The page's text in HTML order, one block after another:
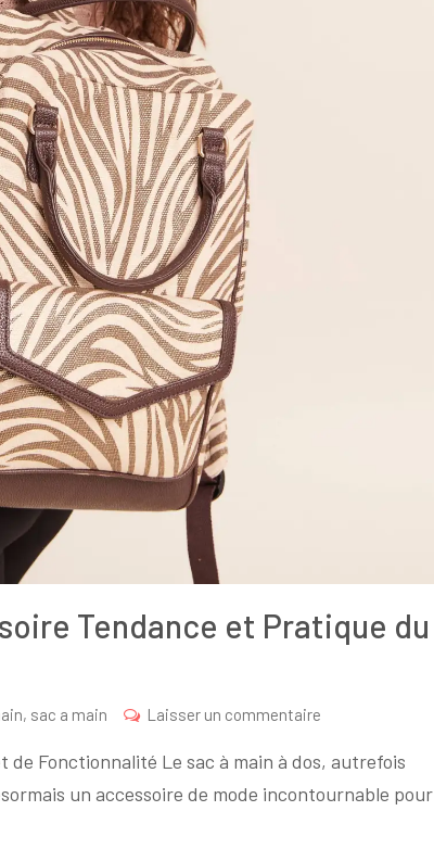
Tendance et Pratique du
, sac a main Laisser un commentaire
Sac
à
de Fonctionnalité Le sac à main à dos, autrefois
un accessoire de mode incontournable pour